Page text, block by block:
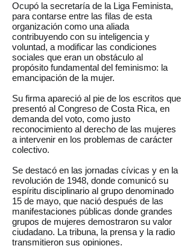
Ocupó la secretaría de la Liga Feminista,
para contarse entre las filas de esta
organización como una aliada
contribuyendo con su inteligencia y
voluntad, a modificar las condiciones
sociales que eran un obstáculo al
propósito fundamental del feminismo: la
emancipación de la mujer.
Su firma apareció al pie de los escritos que
presentó al Congreso de Costa Rica, en
demanda del voto, como justo
reconocimiento al derecho de las mujeres
a intervenir en los problemas de carácter
colectivo.
Se destacó en las jornadas cívicas y en la
revolución de 1948, donde comunicó su
espíritu disciplinario al grupo denominado
15 de mayo, que nació después de las
manifestaciones públicas donde grandes
grupos de mujeres demostraron su valor
ciudadano. La tribuna, la prensa y la radio
transmitieron sus opiniones.